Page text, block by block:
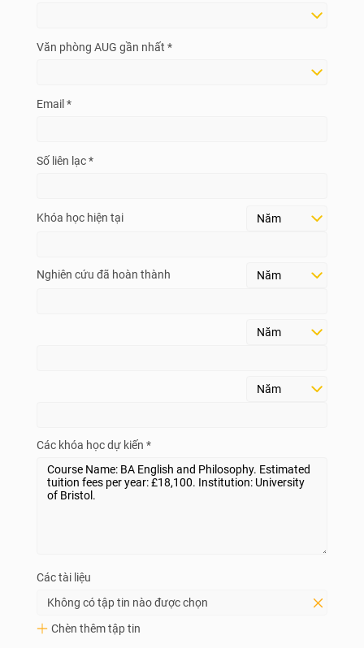
Văn phòng AUG gần nhất *
Email *
Số liên lạc *
Khóa học hiện tại
Nghiên cứu đã hoàn thành
Các khóa học dự kiến *
Các tài liệu
Không có tập tin nào được chọn
Chèn thêm tập tin